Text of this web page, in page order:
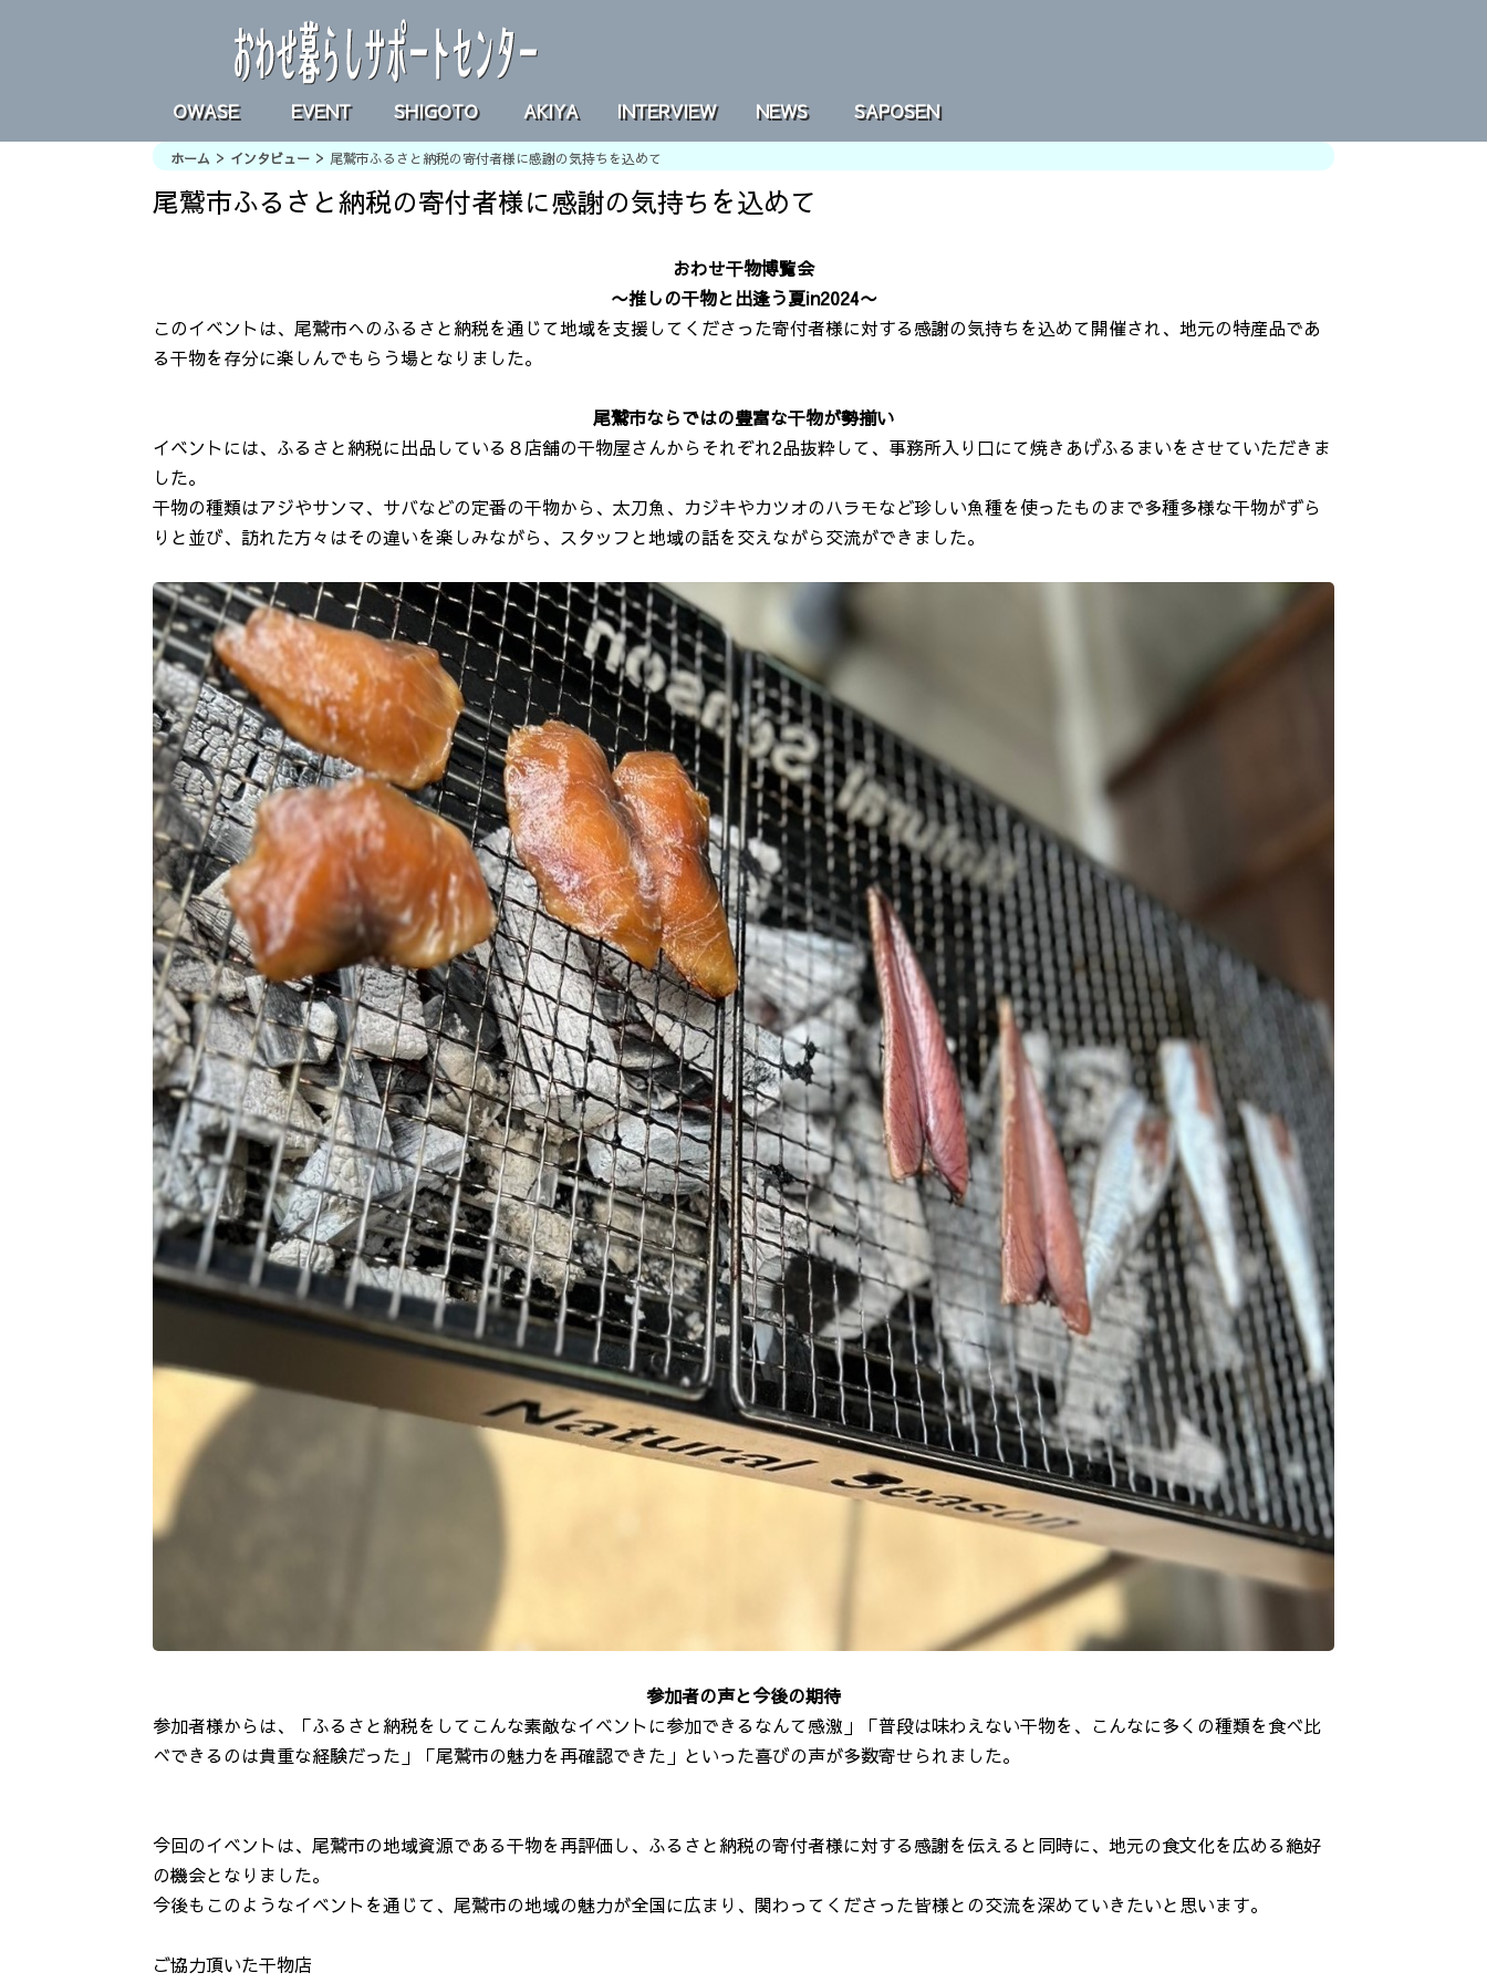
OWASE EVENT SHIGOTO AKIYA INTERVIEW NEWS SAPOSEN
ホーム > インタビュー > 尾鷲市ふるさと納税の寄付者様に感謝の気持ちを込めて
尾鷲市ふるさと納税の寄付者様に感謝の気持ちを込めて
おわせ干物博覧会
〜推しの干物と出逢う夏in2024〜
このイベントは、尾鷲市へのふるさと納税を通じて地域を支援してくださった寄付者様に対する感謝の気持ちを込めて開催され、地元の特産品であ
る干物を存分に楽しんでもらう場となりました。
尾鷲市ならではの豊富な干物が勢揃い
イベントには、ふるさと納税に出品している８店舗の干物屋さんからそれぞれ2品抜粋して、事務所入り口にて焼きあげふるまいをさせていただきま
した。
干物の種類はアジやサンマ、サバなどの定番の干物から、太刀魚、カジキやカツオのハラモなど珍しい魚種を使ったものまで多種多様な干物がずら
りと並び、訪れた方々はその違いを楽しみながら、スタッフと地域の話を交えながら交流ができました。
参加者の声と今後の期待
参加者様からは、「ふるさと納税をしてこんな素敵なイベントに参加できるなんて感激」「普段は味わえない干物を、こんなに多くの種類を食べ比
べできるのは貴重な経験だった」「尾鷲市の魅力を再確認できた」といった喜びの声が多数寄せられました。
今回のイベントは、尾鷲市の地域資源である干物を再評価し、ふるさと納税の寄付者様に対する感謝を伝えると同時に、地元の食文化を広める絶好
の機会となりました。
今後もこのようなイベントを通じて、尾鷲市の地域の魅力が全国に広まり、関わってくださった皆様との交流を深めていきたいと思います。
ご協力頂いた干物店